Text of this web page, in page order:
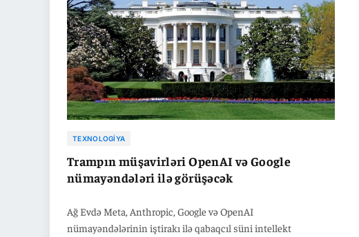
tənzimlənməsi ətrafında davam edən müzakirələr fonunda
baş verib.
TEXNOLOGIYA
Trampın müşavirləri OpenAI və Google
nümayəndələri ilə görüşəcək
Ağ Evdə Meta, Anthropic, Google və OpenAI
nümayəndələrinin iştirakı ilə qabaqcıl süni intellekt